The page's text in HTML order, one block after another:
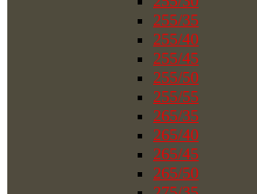
255/35
255/40
255/45
255/50
255/55
265/35
265/40
265/45
265/50